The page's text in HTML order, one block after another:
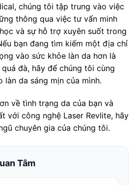
chúng tôi tập trung vào việc
thông qua việc tư vấn minh
và sự hỗ trợ xuyên suốt trong
bạn đang tìm kiếm một địa chỉ
vào sức khỏe làn da hơn là
đà, hãy để chúng tôi cùng
làn da sáng mịn của mình.
về tình trạng da của bạn và
với công nghệ Laser Revlite, hãy
chuyên gia của chúng tôi.
Tâm